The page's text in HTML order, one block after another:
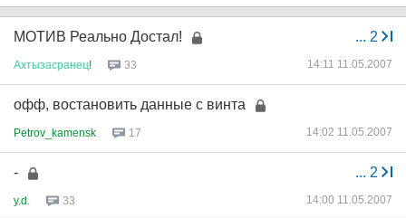
... 2
МОТИВ Реально Достал!
Ахтызасранец! 33 14:11 11.05.2007
офф, востановить данные с винта
Petrov_kamensk 17 14:02 11.05.2007
... 2
-
y.d. 33 14:00 11.05.2007